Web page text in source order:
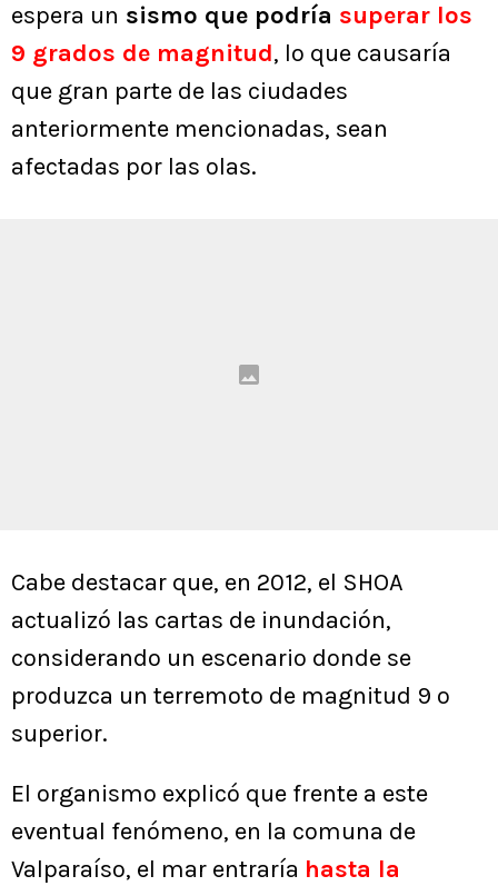
espera un sismo que podría superar los
9 grados de magnitud, lo que causaría
que gran parte de las ciudades
anteriormente mencionadas, sean
afectadas por las olas.
Cabe destacar que, en 2012, el SHOA
actualizó las cartas de inundación,
considerando un escenario donde se
produzca un terremoto de magnitud 9 o
superior.
El organismo explicó que frente a este
eventual fenómeno, en la comuna de
Valparaíso, el mar entraría hasta la